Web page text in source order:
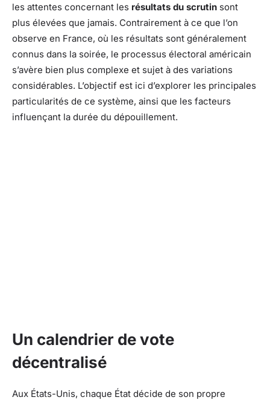
les attentes concernant les résultats du scrutin sont
plus élevées que jamais. Contrairement à ce que l’on
observe en France, où les résultats sont généralement
connus dans la soirée, le processus électoral américain
s’avère bien plus complexe et sujet à des variations
considérables. L’objectif est ici d’explorer les principales
particularités de ce système, ainsi que les facteurs
influençant la durée du dépouillement.
Un calendrier de vote
décentralisé
Aux États-Unis, chaque État décide de son propre